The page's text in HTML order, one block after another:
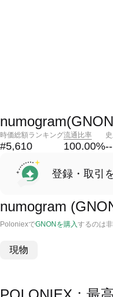
時価総額ランキング
#5,610
流通比率
100.00%--
登録・取引
numogram
PoloniexでGNONを購入するのは
現物